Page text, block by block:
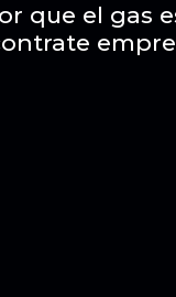
que el gas